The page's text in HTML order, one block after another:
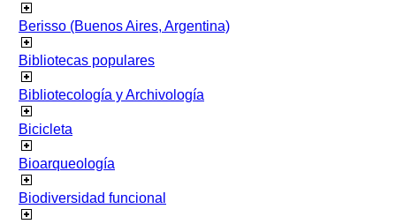
Berisso (Buenos Aires, Argentina)
Bibliotecas populares
Bibliotecología y Archivología
Bicicleta
Bioarqueología
Biodiversidad funcional